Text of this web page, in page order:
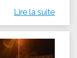
Lire la suite